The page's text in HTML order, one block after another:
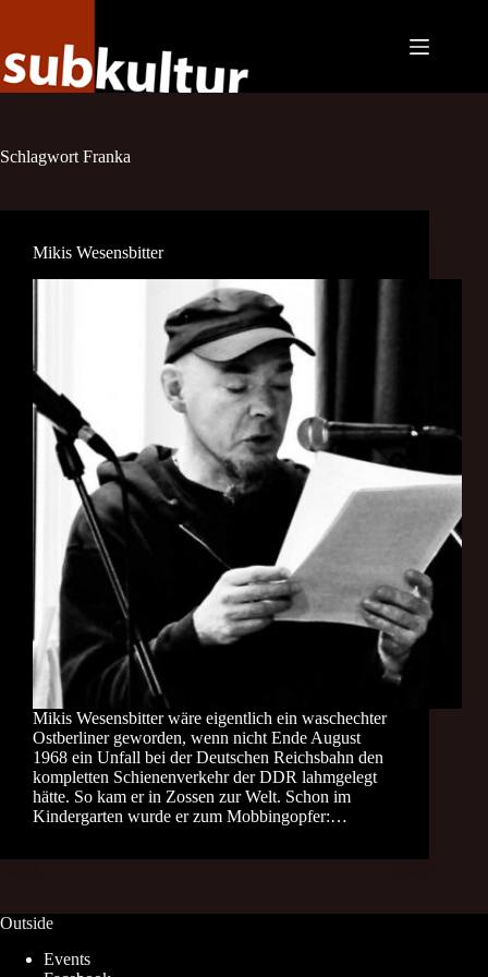
Schlagwort Franka
Mikis Wesensbitter
Mikis Wesensbitter wäre eigentlich ein waschechter
Ostberliner geworden, wenn nicht Ende August
1968 ein Unfall bei der Deutschen Reichsbahn den
kompletten Schienenverkehr der DDR lahmgelegt
hätte. So kam er in Zossen zur Welt. Schon im
Kindergarten wurde er zum Mobbingopfer:…
Outside
Events